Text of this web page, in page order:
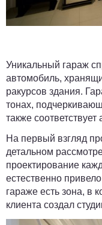
Уникальный гараж
автомобиль,
ракурсов здания.
тонах,
также
На первый взгляд
детальном
проектирование
естественно
гараже есть зона, в
клиента создал